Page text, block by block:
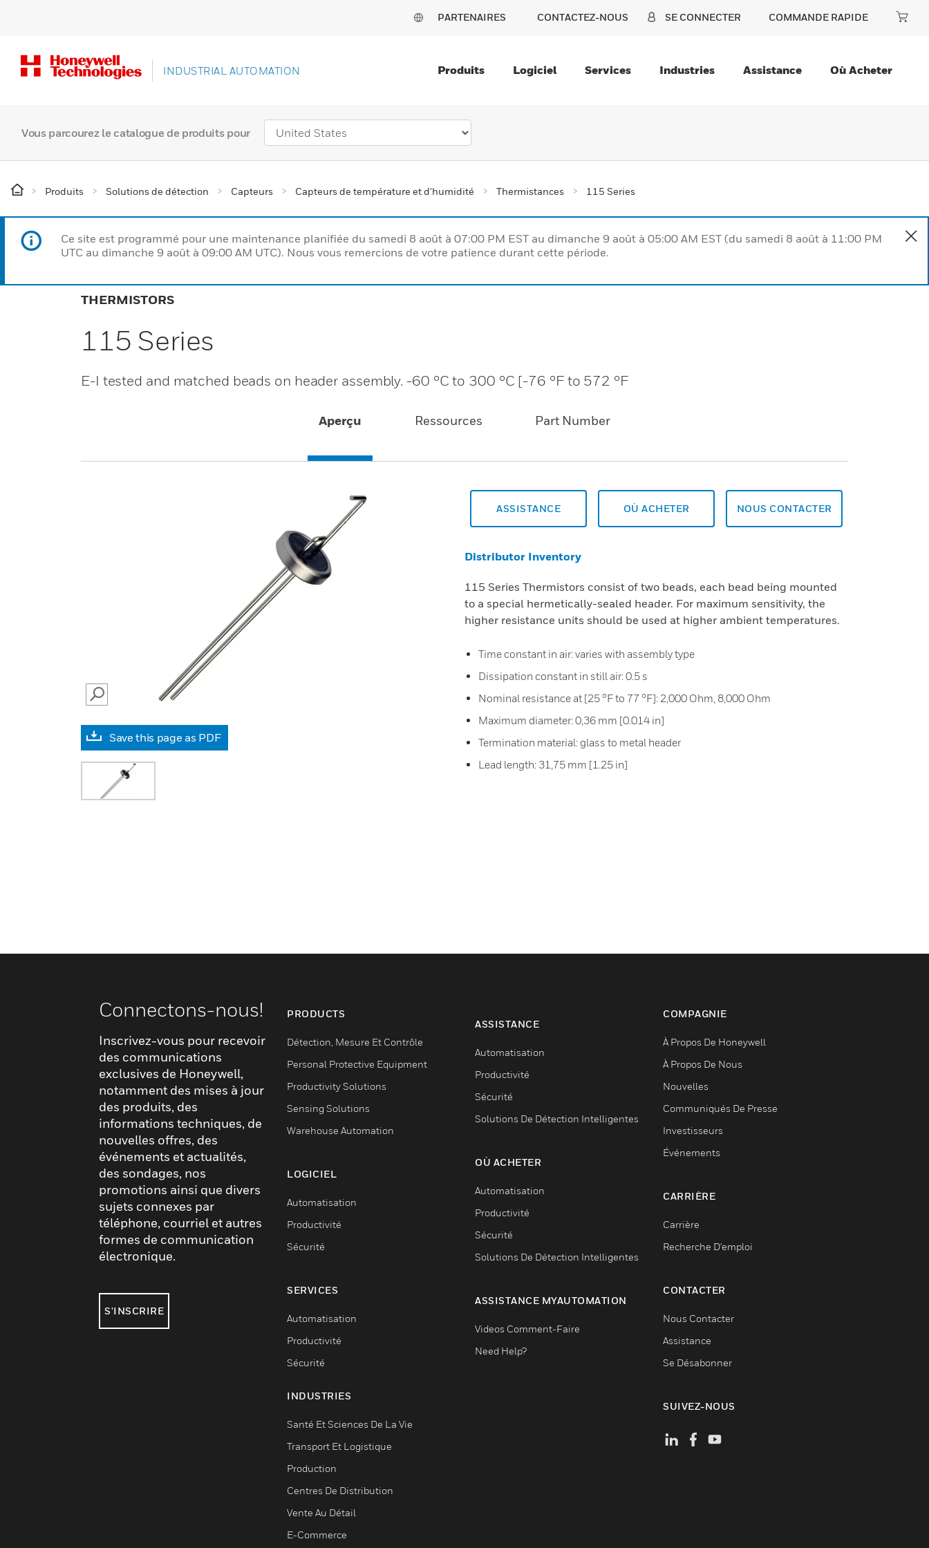
PARTENAIRES CONTACTEZ-NOUS SE CONNECTER COMMANDE RAPIDE
INDUSTRIAL AUTOMATION Produits Logiciel Services Industries Assistance Où Acheter
Vous parcourez le catalogue de produits pour
Produits Solutions de détection Capteurs Capteurs de température et d'humidité Thermistances 115 Series
Ce site est programmé pour une maintenance planifiée du samedi 8 août à 07:00 PM EST au dimanche 9 août à 05:00 AM EST (du samedi 8 août à 11:00 PM
UTC au dimanche 9 août à 09:00 AM UTC). Nous vous remercions de votre patience durant cette période.
THERMISTORS
115 Series
E-I tested and matched beads on header assembly. -60 °C to 300 °C [-76 °F to 572 °F
Aperçu Ressources Part Number
SEARCH
Save this page as PDF
ASSISTANCE OÙ ACHETER NOUS CONTACTER
Distributor Inventory
115 Series Thermistors consist of two beads, each bead being mounted
to a special hermetically-sealed header. For maximum sensitivity, the
higher resistance units should be used at higher ambient temperatures.
Time constant in air: varies with assembly type
Dissipation constant in still air: 0.5 s
Nominal resistance at [25 °F to 77 °F]: 2,000 Ohm, 8,000 Ohm
Maximum diameter: 0,36 mm [0.014 in]
Termination material: glass to metal header
Lead length: 31,75 mm [1.25 in]
Connectons-nous!
Inscrivez-vous pour recevoir
des communications
exclusives de Honeywell,
notamment des mises à jour
des produits, des
informations techniques, de
nouvelles offres, des
événements et actualités,
des sondages, nos
promotions ainsi que divers
sujets connexes par
téléphone, courriel et autres
formes de communication
électronique.
S'INSCRIRE
PRODUCTS
Détection, Mesure Et Contrôle
Personal Protective Equipment
Productivity Solutions
Sensing Solutions
Warehouse Automation
LOGICIEL
Automatisation
Productivité
Sécurité
SERVICES
Automatisation
Productivité
Sécurité
INDUSTRIES
Santé Et Sciences De La Vie
Transport Et Logistique
Production
Centres De Distribution
Vente Au Détail
E-Commerce
ASSISTANCE
Automatisation
Productivité
Sécurité
Solutions De Détection Intelligentes
OÙ ACHETER
Automatisation
Productivité
Sécurité
Solutions De Détection Intelligentes
ASSISTANCE MYAUTOMATION
Videos Comment-Faire
Need Help?
COMPAGNIE
À Propos De Honeywell
À Propos De Nous
Nouvelles
Communiqués De Presse
Investisseurs
Événements
CARRIÈRE
Carrière
Recherche D'emploi
CONTACTER
Nous Contacter
Assistance
Se Désabonner
SUIVEZ-NOUS